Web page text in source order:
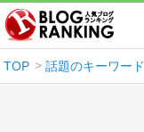
TOP 話題のキーワード